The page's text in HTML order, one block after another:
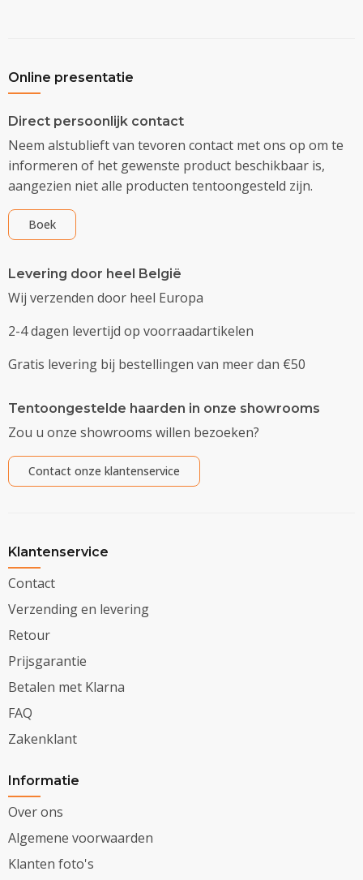
Online presentatie
Direct persoonlijk contact
Neem alstublieft van tevoren contact met ons op om te
informeren of het gewenste product beschikbaar is,
aangezien niet alle producten tentoongesteld zijn.
Boek
Levering door heel België
Wij verzenden door heel Europa
2-4 dagen levertijd op voorraadartikelen
Gratis levering bij bestellingen van meer dan €50
Tentoongestelde haarden in onze showrooms
Zou u onze showrooms willen bezoeken?
Contact onze klantenservice
Klantenservice
Contact
Verzending en levering
Retour
Prijsgarantie
Betalen met Klarna
FAQ
Zakenklant
Informatie
Over ons
Algemene voorwaarden
Klanten foto's